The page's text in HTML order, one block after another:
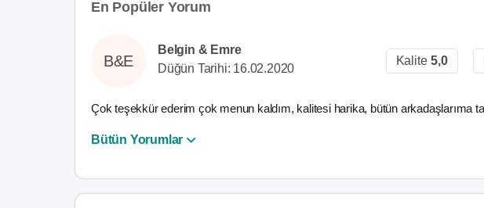
En Popüler Yorum
B&E
Belgin & Emre
Düğün Tarihi: 16.02.2020
Kalite 5,0
Çok teşekkür ederim çok menun kaldım, kalitesi harika, bütün arkadaşlarıma
Bütün Yorumlar